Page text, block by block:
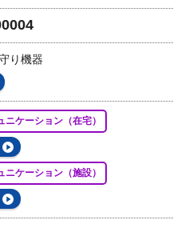
り機器
ニケーション（在宅）
ニケーション（施設）